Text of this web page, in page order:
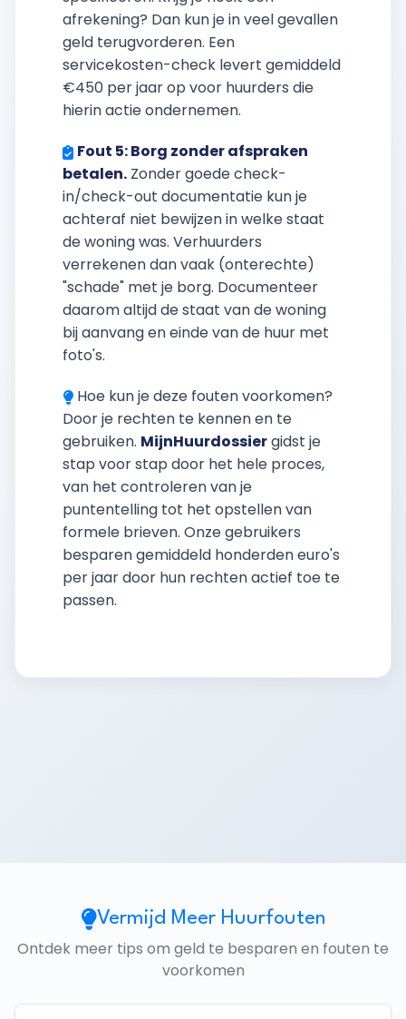
afrekening? Dan kun je in veel gevallen
geld terugvorderen. Een
servicekosten-check levert gemiddeld
€450 per jaar op voor huurders die
hierin actie ondernemen.
Fout 5: Borg zonder afspraken
betalen. Zonder goede check-
in/check-out documentatie kun je
achteraf niet bewijzen in welke staat
de woning was. Verhuurders
verrekenen dan vaak (onterechte)
"schade" met je borg. Documenteer
daarom altijd de staat van de woning
bij aanvang en einde van de huur met
foto's.
Hoe kun je deze fouten voorkomen?
Door je rechten te kennen en te
gebruiken. MijnHuurdossiergidst je
stap voor stap door het hele proces,
van het controleren van je
puntentelling tot het opstellen van
formele brieven. Onze gebruikers
besparen gemiddeld honderden euro's
per jaar door hun rechten actief toe te
passen.
Vermijd Meer Huurfouten
Ontdek meer tips om geld te besparen en fouten te
voorkomen